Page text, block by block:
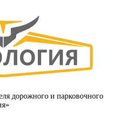
дорожного и парковочного